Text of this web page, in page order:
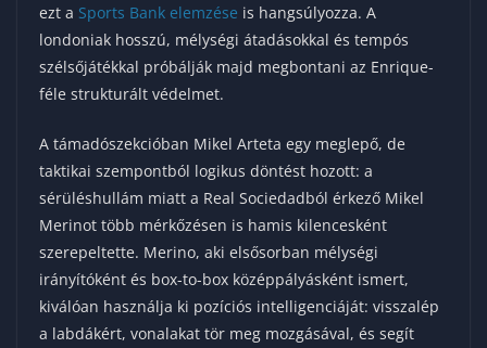
ezt a Sports Bank elemzése is hangsúlyozza. A
londoniak hosszú, mélységi átadásokkal és tempós
szélsőjátékkal próbálják majd megbontani az Enrique-
féle strukturált védelmet.
A támadószekcióban Mikel Arteta egy meglepő, de
taktikai szempontból logikus döntést hozott: a
sérüléshullám miatt a Real Sociedadból érkező Mikel
Merinot több mérkőzésen is hamis kilencesként
szerepeltette. Merino, aki elsősorban mélységi
irányítóként és box-to-box középpályásként ismert,
kiválóan használja ki pozíciós intelligenciáját: visszalép
a labdákért, vonalakat tör meg mozgásával, és segít